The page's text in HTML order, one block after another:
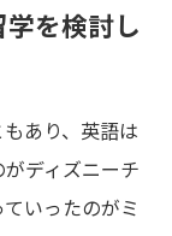
を検討し
あり、英語は
ディズニーチ
いったのがミ